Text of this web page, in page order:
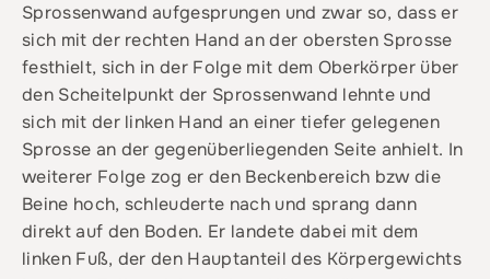
Sprossenwand aufgesprungen und zwar so, dass er
sich mit der rechten Hand an der obersten Sprosse
festhielt, sich in der Folge mit dem Oberkörper über
den Scheitelpunkt der Sprossenwand lehnte und
sich mit der linken Hand an einer tiefer gelegenen
Sprosse an der gegenüberliegenden Seite anhielt. In
weiterer Folge zog er den Beckenbereich bzw die
Beine hoch, schleuderte nach und sprang dann
direkt auf den Boden. Er landete dabei mit dem
linken Fuß, der den Hauptanteil des Körpergewichts